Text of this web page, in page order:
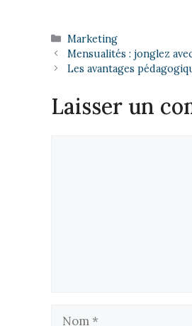
Catégories
Marketing
Mensualités : jonglez
Les avantages
Laisser un